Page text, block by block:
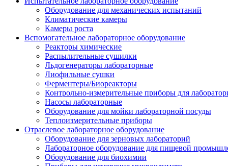
Оборудование для механических испытаний
Климатические камеры
Камеры роста
Вспомогательное лабораторное оборудование
Реакторы химические
Распылительные сушилки
Льдогенераторы лабораторные
Лиофильные сушки
Ферментеры/Биореакторы
Контрольно-измерительные приборы для
Насосы лабораторные
Оборудование для мойки лабораторной посуды
Теплоизмерительные приборы
Отраслевое лабораторное оборудование
Оборудование для зерновых лабораторий
Лабораторное оборудование для пищевой
Оборудование для биохимии